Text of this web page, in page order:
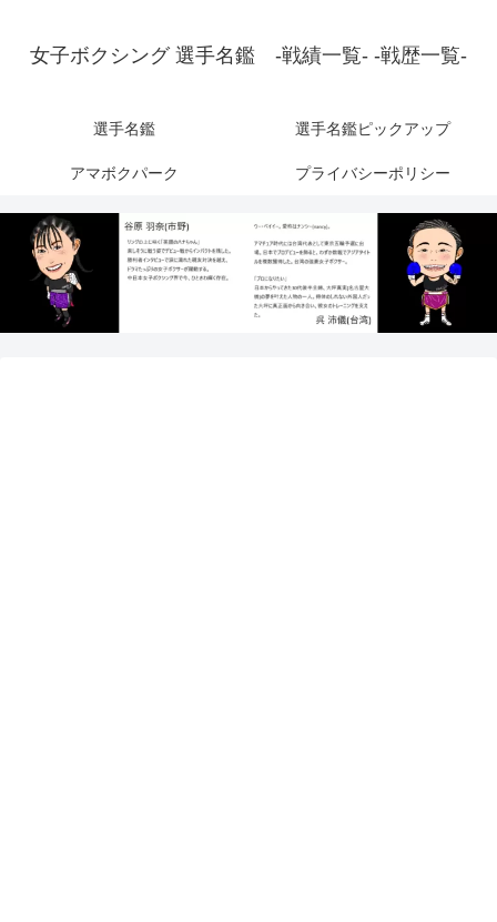
女子ボクシング 選手名鑑 -戦績一覧- -戦歴一覧-
選手名鑑 選手名鑑ピックアップ
アマボクパーク プライバシーポリシー